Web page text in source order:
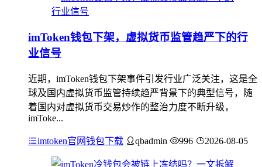
imToken钱包下架，虚拟货币监管趋严下的行
业信号
近期，imToken钱包下架事件引发行业广泛关注，这是全
球及国内虚拟货币监管持续趋严背景下的典型信号，随
着国内对虚拟货币交易炒作的整治力度不断升级，
imToke...
imtoken官网钱包下载 qbadmin 996 2026-08-05